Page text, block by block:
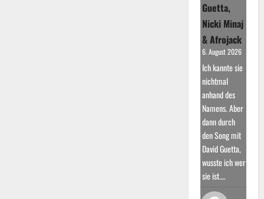
Guetta,
Nicki Minaj
& Afrojack
6. August 2026
Ich kannte sie
nichtmal
anhand des
Namens. Aber
dann durch
den Song mit
David Guetta,
wusste ich wer
sie ist.…